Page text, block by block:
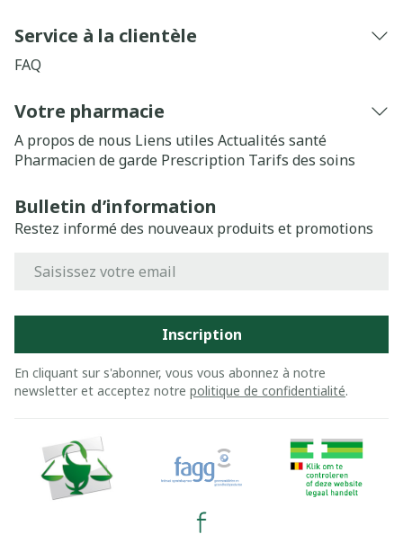
Service à la clientèle
FAQ
Votre pharmacie
A propos de nous Liens utiles Actualités santé
Pharmacien de garde Prescription Tarifs des soins
Bulletin d’information
Restez informé des nouveaux produits et promotions
Inscription
En cliquant sur s'abonner, vous vous abonnez à notre
newsletter et acceptez notre politique de confidentialité.